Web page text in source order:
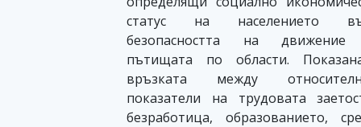
статус на населението
безопасността на
пътищата по области.
връзката между
показатели на трудовата
безработица, образованието,